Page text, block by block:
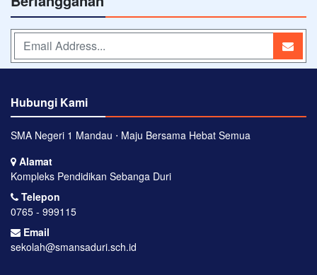
Hubungi Kami
SMA Negeri 1 Mandau ⋅ Maju Bersama Hebat Semua
Alamat
Kompleks Pendidikan Sebanga Duri
Telepon
0765 - 999115
Email
sekolah@smansaduri.sch.id